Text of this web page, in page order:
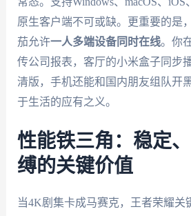
原生客户端不可或缺。更重要的是
茄允许一人多端设备同时在线。你
传公司报表，客厅的小米盒子同步
清版，手机还能和国内朋友组队开
于生活的应有之义。
性能铁三角：稳定
缚的关键价值
当4K剧集卡成马赛克，王者荣耀关